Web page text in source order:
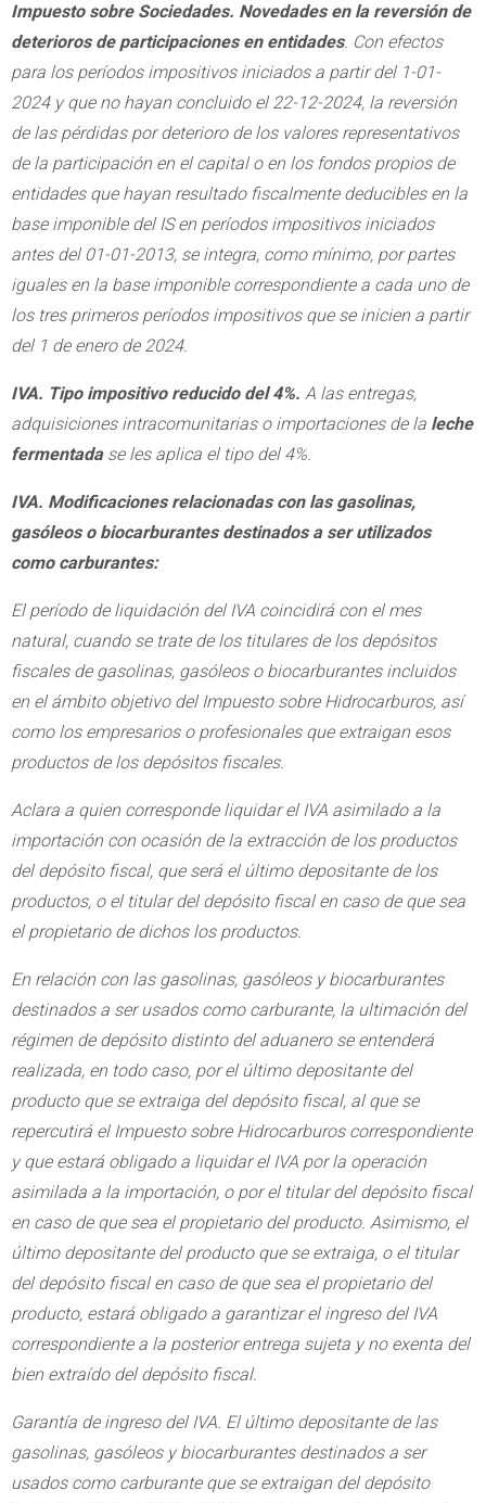
Impuesto sobre Sociedades. Novedades en la reversión de
deterioros de participaciones en entidades. Con efectos
para los períodos impositivos iniciados a partir del 1-01-
2024 y que no hayan concluido el 22-12-2024, la reversión
de las pérdidas por deterioro de los valores representativos
de la participación en el capital o en los fondos propios de
entidades que hayan resultado fiscalmente deducibles en la
base imponible del IS en períodos impositivos iniciados
antes del 01-01-2013, se integra, como mínimo, por partes
iguales en la base imponible correspondiente a cada uno de
los tres primeros períodos impositivos que se inicien a partir
del 1 de enero de 2024.
IVA. Tipo impositivo reducido del 4%. A las entregas,
adquisiciones intracomunitarias o importaciones de la leche
fermentadase les aplica el tipo del 4%.
IVA. Modificaciones relacionadas con las gasolinas,
gasóleos o biocarburantes destinados a ser utilizados
como carburantes:
El período de liquidación del IVA coincidirá con el mes
natural, cuando se trate de los titulares de los depósitos
fiscales de gasolinas, gasóleos o biocarburantes incluidos
en el ámbito objetivo del Impuesto sobre Hidrocarburos, así
como los empresarios o profesionales que extraigan esos
productos de los depósitos fiscales.
Aclara a quien corresponde liquidar el IVA asimilado a la
importación con ocasión de la extracción de los productos
del depósito fiscal, que será el último depositante de los
productos, o el titular del depósito fiscal en caso de que sea
el propietario de dichos los productos.
En relación con las gasolinas, gasóleos y biocarburantes
destinados a ser usados como carburante, la ultimación del
régimen de depósito distinto del aduanero se entenderá
realizada, en todo caso, por el último depositante del
producto que se extraiga del depósito fiscal, al que se
repercutirá el Impuesto sobre Hidrocarburos correspondiente
y que estará obligado a liquidar el IVA por la operación
asimilada a la importación, o por el titular del depósito fiscal
en caso de que sea el propietario del producto. Asimismo, el
último depositante del producto que se extraiga, o el titular
del depósito fiscal en caso de que sea el propietario del
producto, estará obligado a garantizar el ingreso del IVA
correspondiente a la posterior entrega sujeta y no exenta del
bien extraído del depósito fiscal.
Garantía de ingreso del IVA. El último depositante de las
gasolinas, gasóleos y biocarburantes destinados a ser
usados como carburante que se extraigan del depósito